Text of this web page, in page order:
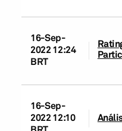
16-Sep-
2022 12:24
BRT
16-Sep-
2022 12:10